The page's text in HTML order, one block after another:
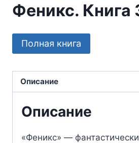
Феникс.
Полная книга
Описание
Описание
«Феникс» —